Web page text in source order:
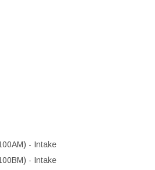
- Intake
- Intake